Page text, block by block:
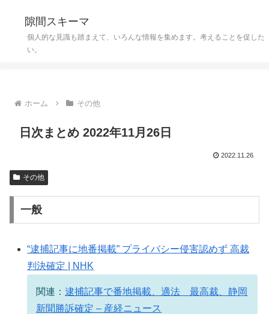
隙間スキーマ
個人的な見識も踏まえて、いろんな情報を集めます。考えることを促した
い。
ホーム その他
日次まとめ 2022年11月26日
2022.11.26
その他
一般
“逮捕記事に地番掲載” プライバシー侵害認めず 高裁
判決確定 | NHK
関連：逮捕記事で番地掲載、適法 最高裁、静岡
新聞勝訴確定 – 産経ニュース